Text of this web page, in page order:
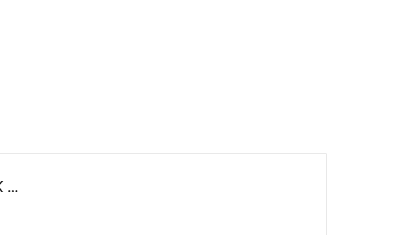
[내일도착/특급배송] LG전자 시네빔 HU70LA / 4K 거실용 빔프로젝터 / 빠른 배송 보장